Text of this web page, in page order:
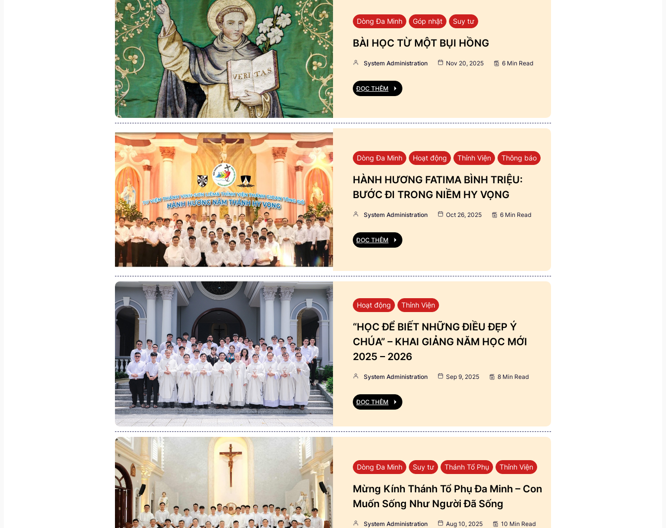
Dòng Đa Minh Góp nhặt Suy tư
BÀI HỌC TỪ MỘT BỤI HỒNG
System Administration Nov 20, 2025 6 Min Read
ĐỌC THÊM
Dòng Đa Minh Hoạt động Thỉnh Viện Thông báo
HÀNH HƯƠNG FATIMA BÌNH TRIỆU:
BƯỚC ĐI TRONG NIỀM HY VỌNG
System Administration Oct 26, 2025 6 Min Read
ĐỌC THÊM
Hoạt động Thỉnh Viện
“HỌC ĐỂ BIẾT NHỮNG ĐIỀU ĐẸP Ý
CHÚA” – KHAI GIẢNG NĂM HỌC MỚI
2025 – 2026
System Administration Sep 9, 2025 8 Min Read
ĐỌC THÊM
Dòng Đa Minh Suy tư Thánh Tổ Phụ Thỉnh Viện
Mừng Kính Thánh Tổ Phụ Đa Minh – Con
Muốn Sống Như Người Đã Sống
System Administration Aug 10, 2025 10 Min Read